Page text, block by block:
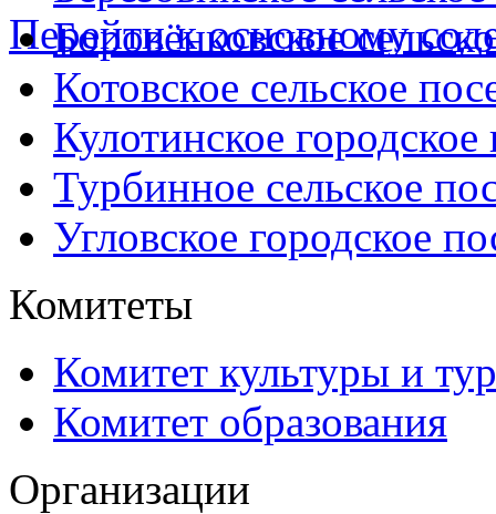
Перейти к основному
Боровёнковское
Котовское сельское
Кулотинское городское
Турбинное сельское
Угловское городское
Комитеты
Комитет культуры и
Комитет образования
Организации